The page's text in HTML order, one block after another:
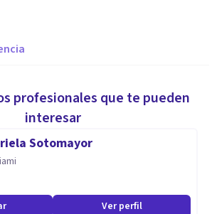
profesionales que te pueden
interesar
Sotomayor
Ver perfil